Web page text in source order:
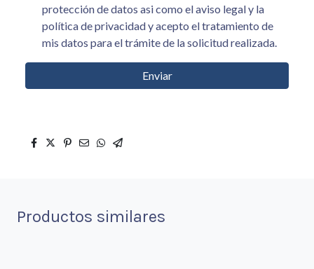
protección de datos asi como el aviso legal y la
política de privacidad y acepto el tratamiento de
mis datos para el trámite de la solicitud realizada.
Enviar
Productos similares